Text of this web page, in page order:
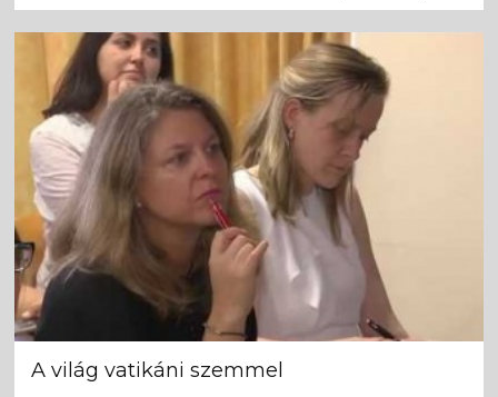
A világ vatikáni szemmel